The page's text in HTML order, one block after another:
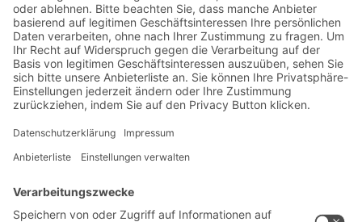
Lager- & Logistiknews
Exklusive Rabatte
Neuheiten
Newsletter abonnieren
Lösungen